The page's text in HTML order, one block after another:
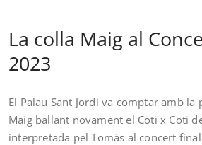
La colla Maig al
2023
El Palau Sant Jordi va comptar amb la
Maig ballant novament el Coti x Coti
interpretada pel Tomàs al concert